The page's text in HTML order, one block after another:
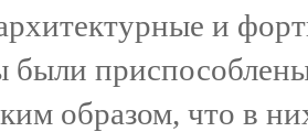
и
были
образом, что в